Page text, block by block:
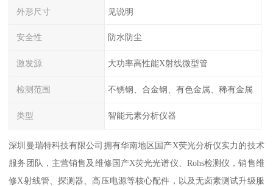
外形尺寸 见说明
安全性 防水防尘
激发源 大功率高性能X射线微型管
检测范围 不锈钢、合金钢、有色金属、稀有金属
类型 智能元素分析仪器
深圳曼瑞特科技有限公司拥有华南地区国产X荧光分析仪实力的技术
服务团队，主营销售及维修国产X荧光光谱仪、Rohs检测仪，销售维
修X射线管、探测器、高压电源等核心配件，以及无卤素测试升级服